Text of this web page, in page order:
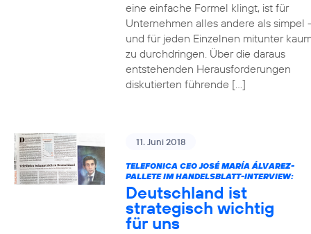
eine einfache Formel klingt, ist für
Unternehmen alles andere als simpel
und für jeden Einzelnen mitunter
zu durchdringen. Über die daraus
entstehenden Herausforderungen
diskutierten führende […]
11. Juni 2018
TELEFONICA CEO JOSÉ MARÍA ÁLVAREZ-
PALLETE IM HANDELSBLATT-INTERVIEW:
Deutschland ist
strategisch wichtig
für uns